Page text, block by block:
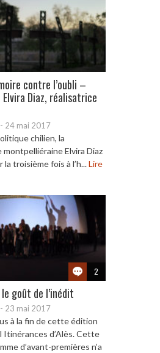
contre l’oubli –
Diaz, réalisatrice
- 24 mai 2017
chilien, la
Elvira Diaz
la troisième fois à l’h...Lire
2
goût de l’inédit
- 23 mai 2017
à la fin de cette édition
Itinérances d’Alès. Cette
d’avant-premières n’a